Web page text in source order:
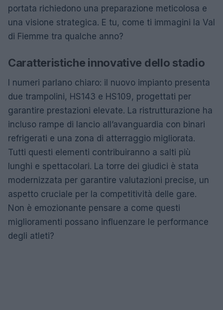
portata richiedono una preparazione meticolosa e
una visione strategica. E tu, come ti immagini la Val
di Fiemme tra qualche anno?
Caratteristiche innovative dello stadio
I numeri parlano chiaro: il nuovo impianto presenta
due trampolini, HS143 e HS109, progettati per
garantire prestazioni elevate. La ristrutturazione ha
incluso rampe di lancio all’avanguardia con binari
refrigerati e una zona di atterraggio migliorata.
Tutti questi elementi contribuiranno a salti più
lunghi e spettacolari. La torre dei giudici è stata
modernizzata per garantire valutazioni precise, un
aspetto cruciale per la competitività delle gare.
Non è emozionante pensare a come questi
miglioramenti possano influenzare le performance
degli atleti?